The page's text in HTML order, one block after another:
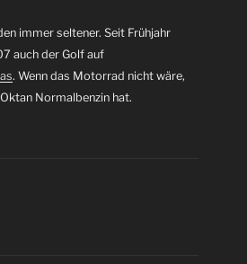
immer seltener. Seit Frühjahr
auch der Golf auf
. Wenn das Motorrad nicht wäre,
Normalbenzin hat.